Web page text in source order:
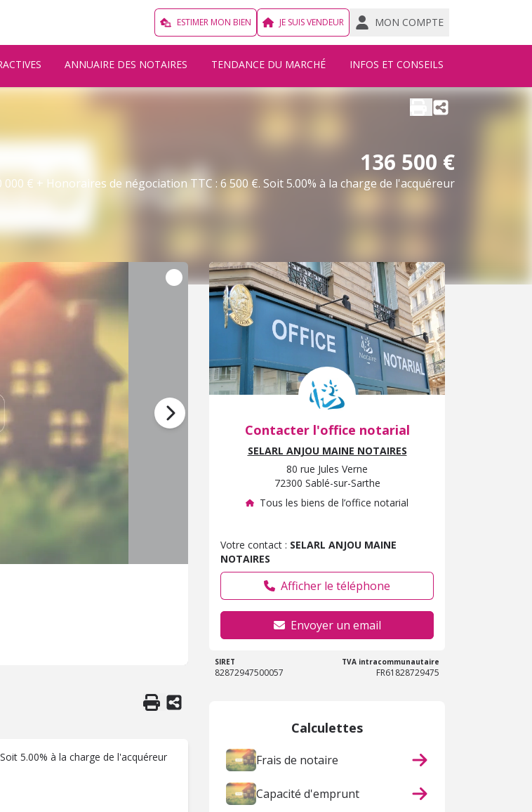
ESTIMER MON BIEN JE SUIS VENDEUR MON COMPTE
ANNUAIRE DES NOTAIRES TENDANCE DU MARCHÉ INFOS ET CONSEILS
136 500 €
000 € + Honoraires de négociation TTC : 6 500 €. Soit 5.00% à la charge de l'acquéreur
5.00% à la charge de l'acquéreur
Contacter l'office notarial
SELARL ANJOU MAINE NOTAIRES
80 rue Jules Verne
72300 Sablé-sur-Sarthe
Tous les biens de l’office notarial
Votre contact : SELARL ANJOU MAINE
NOTAIRES
Afficher le téléphone
Envoyer un email
SIRET
82872947500057
TVA intracommunautaire
FR61828729475
Calculettes
Frais de notaire
Capacité d'emprunt